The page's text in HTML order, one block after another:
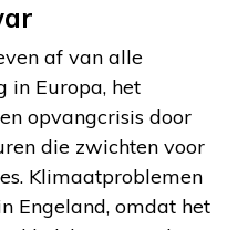
af van alle
in Europa, het
opvangcrisis door
die zwichten voor
Klimaatproblemen
Engeland, omdat het